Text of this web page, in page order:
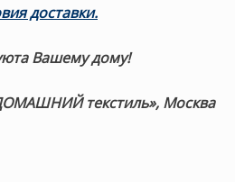
доставки.
Вашему дому!
текстиль», Москва